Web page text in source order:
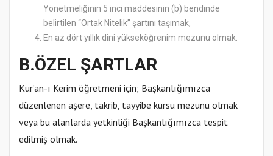
Yönetmeliğinin 5 inci maddesinin (b) bendinde
belirtilen “Ortak Nitelik” şartını taşımak,
En az dört yıllık dini yükseköğrenim mezunu olmak.
B.ÖZEL ŞARTLAR
Kur’an-ı Kerim öğretmeni için; Başkanlığımızca
düzenlenen aşere, takrib, tayyibe kursu mezunu olmak
veya bu alanlarda yetkinliği Başkanlığımızca tespit
edilmiş olmak.